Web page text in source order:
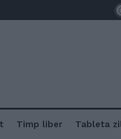
Timp liber Tableta